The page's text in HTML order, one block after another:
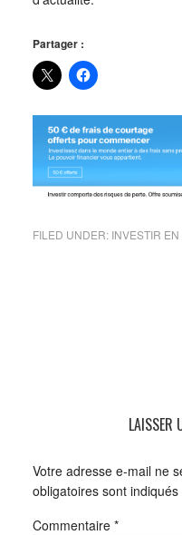
Partager :
FILED UNDER: INVESTIR
LAISSER
Votre adresse e-mail ne
obligatoires sont indiqués
Commentaire *